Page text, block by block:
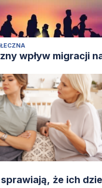
wpływ migracji
że ich